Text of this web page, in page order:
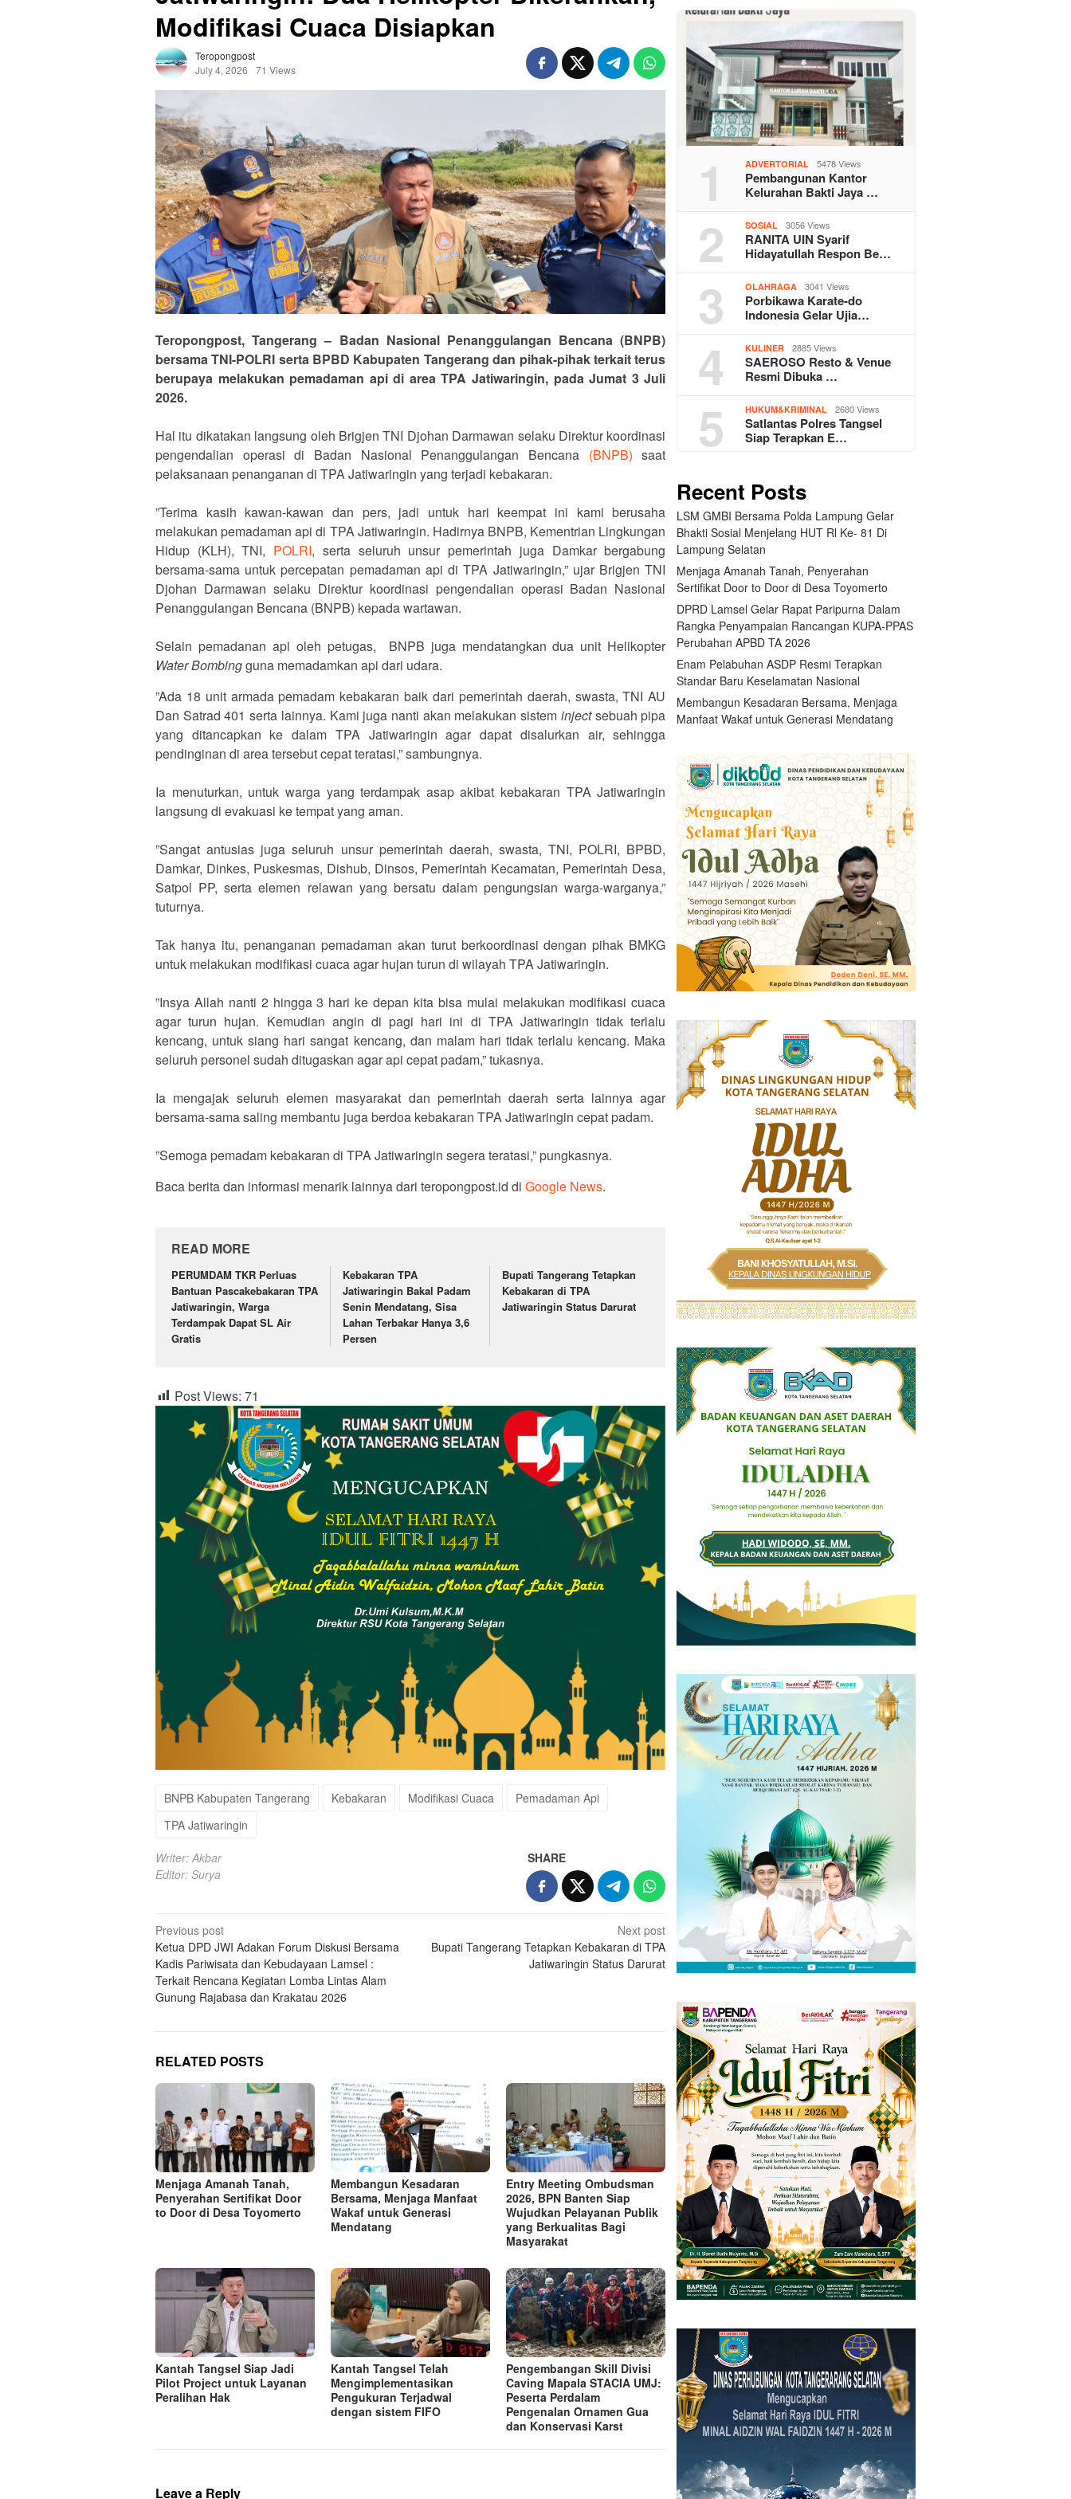
Modifikasi Cuaca Disiapkan
Teropongpost
July 4, 2026
71 Views
‎Teropongpost, Tangerang – Badan Nasional Penanggulangan Bencana (BNPB)
bersama TNI-POLRI serta BPBD Kabupaten Tangerang dan pihak-pihak terkait terus
berupaya melakukan pemadaman api di area TPA Jatiwaringin, pada Jumat 3 Juli
2026.
‎Hal itu dikatakan langsung oleh Brigjen TNI Djohan Darmawan selaku Direktur koordinasi
pengendalian operasi di Badan Nasional Penanggulangan Bencana (BNPB) saat
pelaksanaan penanganan di TPA Jatiwaringin yang terjadi kebakaran.
‎”Terima kasih kawan-kawan dan pers, jadi untuk hari keempat ini kami berusaha
melakukan pemadaman api di TPA Jatiwaringin. Hadirnya BNPB, Kementrian Lingkungan
Hidup (KLH), TNI, POLRI, serta seluruh unsur pemerintah juga Damkar bergabung
bersama-sama untuk percepatan pemadaman api di TPA Jatiwaringin,” ujar Brigjen TNI
Djohan Darmawan selaku Direktur koordinasi pengendalian operasi Badan Nasional
Penanggulangan Bencana (BNPB) kepada wartawan.
‎Selain pemadanan api oleh petugas, BNPB juga mendatangkan dua unit Helikopter
Water Bombingguna memadamkan api dari udara.
‎”Ada 18 unit armada pemadam kebakaran baik dari pemerintah daerah, swasta, TNI AU
Dan Satrad 401 serta lainnya. Kami juga nanti akan melakukan sistem injectsebuah pipa
yang ditancapkan ke dalam TPA Jatiwaringin agar dapat disalurkan air, sehingga
pendinginan di area tersebut cepat teratasi,” sambungnya.
‎Ia menuturkan, untuk warga yang terdampak asap akibat kebakaran TPA Jatiwaringin
langsung di evakuasi ke tempat yang aman.
‎”Sangat antusias juga seluruh unsur pemerintah daerah, swasta, TNI, POLRI, BPBD,
Damkar, Dinkes, Puskesmas, Dishub, Dinsos, Pemerintah Kecamatan, Pemerintah Desa,
Satpol PP, serta elemen relawan yang bersatu dalam pengungsian warga-warganya,”
tuturnya.
‎Tak hanya itu, penanganan pemadaman akan turut berkoordinasi dengan pihak BMKG
untuk melakukan modifikasi cuaca agar hujan turun di wilayah TPA Jatiwaringin.
‎”Insya Allah nanti 2 hingga 3 hari ke depan kita bisa mulai melakukan modifikasi cuaca
agar turun hujan. Kemudian angin di pagi hari ini di TPA Jatiwaringin tidak terlalu
kencang, untuk siang hari sangat kencang, dan malam hari tidak terlalu kencang. Maka
seluruh personel sudah ditugaskan agar api cepat padam,” tukasnya.
‎Ia mengajak seluruh elemen masyarakat dan pemerintah daerah serta lainnya agar
bersama-sama saling membantu juga berdoa kebakaran TPA Jatiwaringin cepat padam.
‎”Semoga pemadam kebakaran di TPA Jatiwaringin segera teratasi,” pungkasnya.
Baca berita dan informasi menarik lainnya dari teropongpost.id di Google News.
READ MORE
PERUMDAM TKR Perluas
Bantuan Pascakebakaran TPA
Jatiwaringin, Warga
Terdampak Dapat SL Air
Gratis
‎Kebakaran TPA
Jatiwaringin Bakal Padam
Senin Mendatang, Sisa
Lahan Terbakar Hanya 3,6
Persen
Bupati Tangerang Tetapkan
Kebakaran di TPA
Jatiwaringin Status Darurat
Post Views: 71
BNPB Kabupaten Tangerang Kebakaran Modifikasi Cuaca
Pemadaman Api
TPA Jatiwaringin
Writer: Akbar
Editor: Surya
SHARE
Post
navigation
Previous post
Ketua DPD JWI Adakan Forum Diskusi Bersama
Kadis Pariwisata dan Kebudayaan Lamsel :
Terkait Rencana Kegiatan Lomba Lintas Alam
Gunung Rajabasa dan Krakatau 2026
Next post
Bupati Tangerang Tetapkan Kebakaran di TPA
Jatiwaringin Status Darurat
RELATED POSTS
Menjaga Amanah Tanah,
Penyerahan Sertifikat Door
to Door di Desa Toyomerto
Membangun Kesadaran
Bersama, Menjaga Manfaat
Wakaf untuk Generasi
Mendatang
Entry Meeting Ombudsman
2026, BPN Banten Siap
Wujudkan Pelayanan Publik
yang Berkualitas Bagi
Masyarakat
Kantah Tangsel Siap Jadi
Pilot Project untuk Layanan
Peralihan Hak
Kantah Tangsel Telah
Mengimplementasikan
Pengukuran Terjadwal
dengan sistem FIFO
Pengembangan Skill Divisi
Caving Mapala STACIA UMJ:
Peserta Perdalam
Pengenalan Ornamen Gua
dan Konservasi Karst
Leave a Reply
1 ADVERTORIAL 5478 Views
Pembangunan Kantor
Kelurahan Bakti Jaya …
2 SOSIAL 3056 Views
RANITA UIN Syarif
Hidayatullah Respon Be…
3 OLAHRAGA 3041 Views
Porbikawa Karate-do
Indonesia Gelar Ujia…
4 KULINER 2885 Views
SAEROSO Resto & Venue
Resmi Dibuka …
5 HUKUM&KRIMINAL 2680 Views
Satlantas Polres Tangsel
Siap Terapkan E…
Recent Posts
LSM GMBI Bersama Polda Lampung Gelar
Bhakti Sosial Menjelang HUT Rl Ke- 81 Di
Lampung Selatan
Menjaga Amanah Tanah, Penyerahan
Sertifikat Door to Door di Desa Toyomerto
DPRD Lamsel Gelar Rapat Paripurna Dalam
Rangka Penyampaian Rancangan KUPA-PPAS
Perubahan APBD TA 2026
Enam Pelabuhan ASDP Resmi Terapkan
Standar Baru Keselamatan Nasional
Membangun Kesadaran Bersama, Menjaga
Manfaat Wakaf untuk Generasi Mendatang